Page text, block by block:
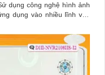
dụng vào nhiều lĩnh vực